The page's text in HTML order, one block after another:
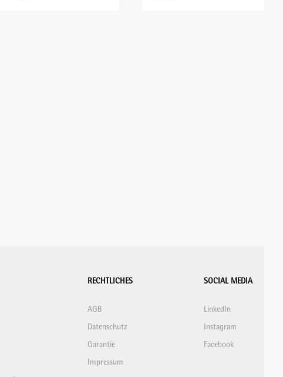
RECHTLICHES
AGB
Datenschutz
Garantie
Impressum
SOCIAL MEDIA
LinkedIn
Instagram
Facebook